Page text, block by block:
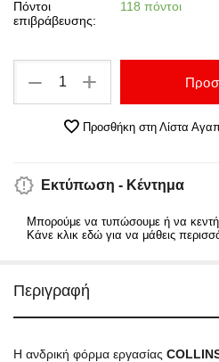
Πόντοι
επιβράβευσης:
118 πόντοι
+
−
Προσθήκη στη Λίστα
Εκτύπωση - Κέντημα
Μπορούμε να τυπώσουμε ή να
Κάνε κλικ εδώ για να μάθεις
Περιγραφή
Η ανδρική φόρμα εργασίας